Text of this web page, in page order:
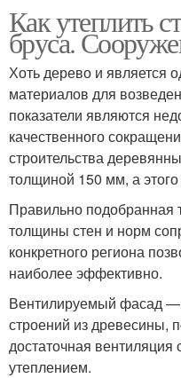
Как утеплить
бруса.
Хоть дерево и является
материалов для
показатели являются
качественного
строительства
толщиной 150 мм, а
Правильно подобранная
толщины стен и норм
конкретного региона
наиболее эффективно.
Вентилируемый фасад —
строений из древесины,
достаточная
утеплением.